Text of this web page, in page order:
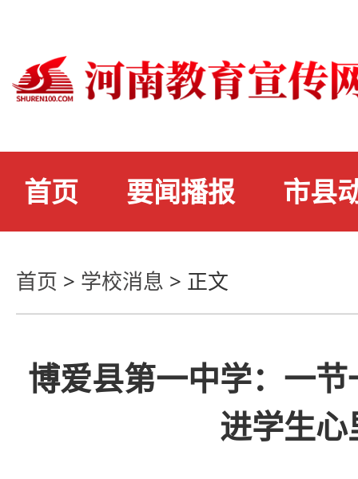
首页 要闻播报 市县
首页 > 学校消息 > 正文
博爱县第一中学：一
进学生心